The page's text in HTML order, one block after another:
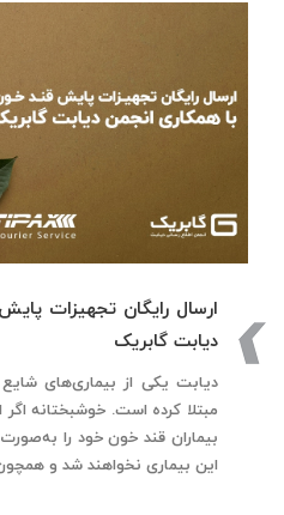
ارسال رایگان تجهیزات
دیابت گابریک
دیابت یکی از بیماری‌های شایع
مبتلا کرده است. خوشبختانه
بیماران قند خون خود را
این بیماری نخواهند شد و